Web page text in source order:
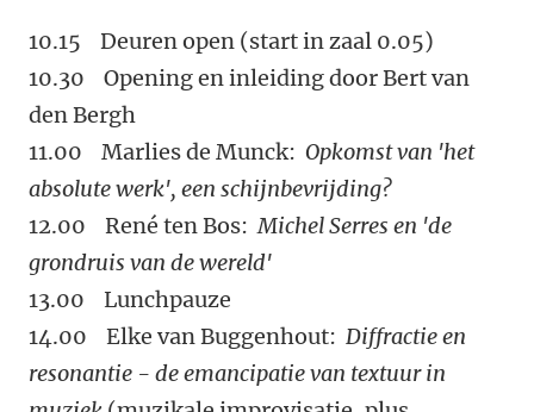
10.15 Deuren open (start in zaal 0.05)
10.30 Opening en inleiding door Bert van
den Bergh
11.00 Marlies de Munck: Opkomst van 'het
absolute werk', een schijnbevrijding?
12.00 René ten Bos:Michel Serres en 'de
grondruis van de wereld'
13.00 Lunchpauze
14.00 Elke van Buggenhout: Diffractie en
resonantie - de emancipatie van textuur in